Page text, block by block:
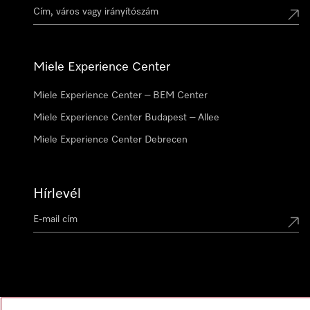
Miele Experience Center
Miele Experience Center – BEM Center
Miele Experience Center Budapest – Allee
Miele Experience Center Debrecen
Hírlevél